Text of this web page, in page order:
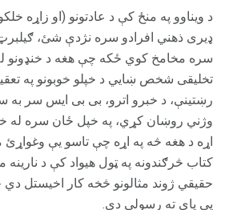
د ویناوو په منځ کې د عادتونو (او زاړه
ډیری ذهني افرادو سره نژدې شئ،
سره مخامخ کوي ځکه چې هغه د خنډونو
تخلیقی شخص ښايي د خپلو خوبونو په
رښتینې، د خبرو اترو، بی بی ایس سر به
وژني روښان کړي، په خپل ځان سره له
اړه د هغه څه په اړه چې تاسو یې
کتاب څرګندونه په ټول هیواد کې د نارینه
حقیقي ژوند مثالونو څخه کار اخیستل
یې پای ته رسولي دي.